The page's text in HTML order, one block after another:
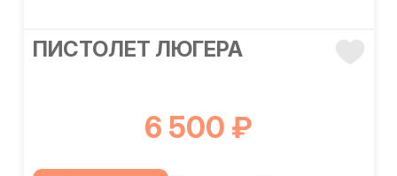
ПИСТОЛЕТ ЛЮГЕРА
6 500 ₽